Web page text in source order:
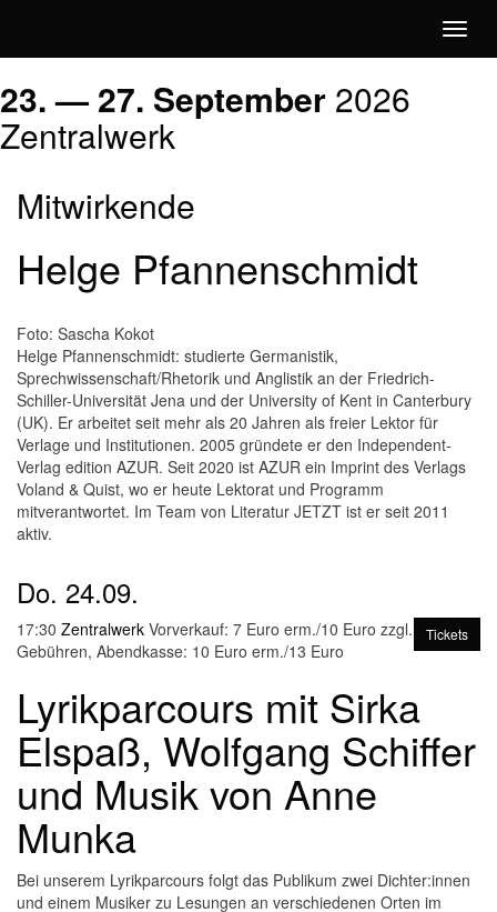
Literatur
Jetzt!
23. — 27. September 2026
Zentralwerk
Mitwirkende
Helge Pfannenschmidt
Foto: Sascha Kokot
Helge Pfannenschmidt: studierte Germanistik,
Sprechwissenschaft/Rhetorik und Anglistik an der Friedrich-
Schiller-Universität Jena und der University of Kent in Canterbury
(UK). Er arbeitet seit mehr als 20 Jahren als freier Lektor für
Verlage und Institutionen. 2005 gründete er den Independent-
Verlag edition AZUR. Seit 2020 ist AZUR ein Imprint des Verlags
Voland & Quist, wo er heute Lektorat und Programm
mitverantwortet. Im Team von Literatur JETZT ist er seit 2011
aktiv.
Do. 24.09.
Tickets
17:30 Zentralwerk Vorverkauf: 7 Euro erm./10 Euro zzgl.
Gebühren, Abendkasse: 10 Euro erm./13 Euro
Lyrikparcours mit Sirka
Elspaß, Wolfgang Schiffer
und Musik von Anne
Munka
Bei unserem Lyrikparcours folgt das Publikum zwei Dichter:innen
und einem Musiker zu Lesungen an verschiedenen Orten im